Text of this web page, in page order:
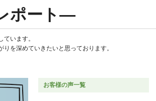
ポート―
います。
を深めていきたいと思っております。
お客様の声一覧